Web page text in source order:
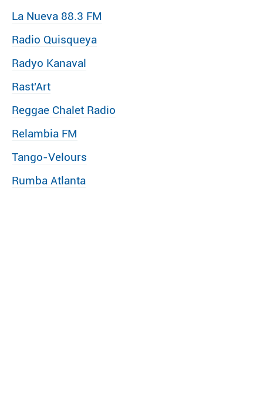
La Nueva 88.3 FM
Radio Quisqueya
Radyo Kanaval
Rast′Art
Reggae Chalet Radio
Relambia FM
Tango-Velours
Rumba Atlanta